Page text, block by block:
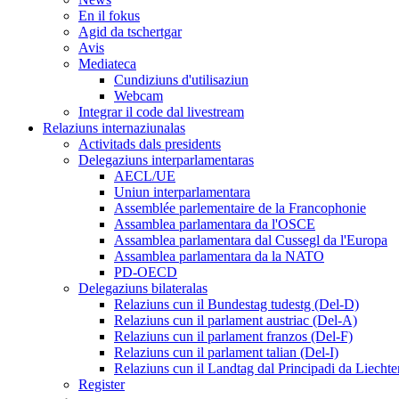
En il fokus
Agid da tschertgar
Avis
Mediateca
Cundiziuns d'utilisaziun
Webcam
Integrar il code dal livestream
Relaziuns internaziunalas
Activitads dals presidents
Delegaziuns interparlamentaras
AECL/UE
Uniun interparlamentara
Assemblée parlementaire de la Francophonie
Assamblea parlamentara da l'OSCE
Assamblea parlamentara dal Cussegl da l'Europa
Assamblea parlamentara da la NATO
PD-OECD
Delegaziuns bilateralas
Relaziuns cun il Bundestag tudestg (Del-D)
Relaziuns cun il parlament austriac (Del-A)
Relaziuns cun il parlament franzos (Del-F)
Relaziuns cun il parlament talian (Del-I)
Relaziuns cun il Landtag dal Principadi da
Register